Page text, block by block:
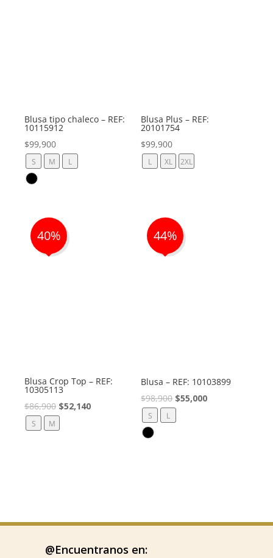
Blusa tipo chaleco – REF:
10115912
$99,900
S M L
Blusa Plus – REF:
20101754
$99,900
L XL 2XL
40%
Blusa Crop Top – REF:
10305113
$86,900 El
$52,140El
S M
44%
Blusa – REF: 10103899
$98,900 El
$55,000El
S L
@Encuentranos en: